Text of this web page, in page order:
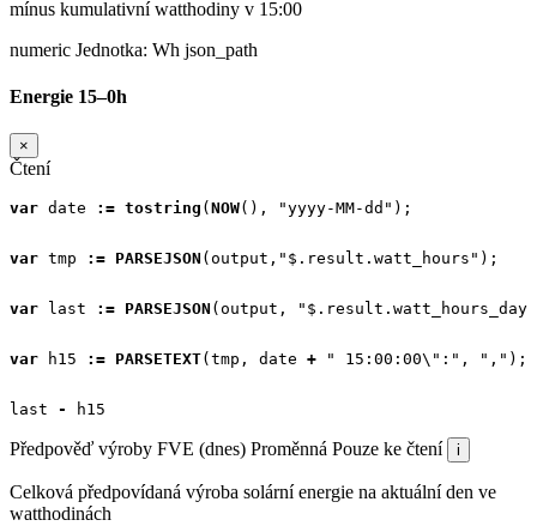
mínus kumulativní watthodiny v 15:00
numeric Jednotka: Wh json_path
Energie 15–0h
×
Čtení
var date := tostring ( NOW(), "yyyy-MM-dd" );
var tmp := PARSEJSON ( output , "$.result.watt_hours" );
var last := PARSEJSON ( output ,
var h15 := PARSETEXT( tmp , date + " 15:00:00\":" , "," );
last - h15
Předpověď výroby FVE (dnes) Proměnná Pouze ke čtení i
Celková předpovídaná výroba solární energie na aktuální den ve
watthodinách